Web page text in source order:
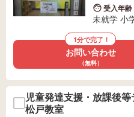
受入年齢
未就学 小
1分で完了！
お問い合わせ
（無料）
児童発達支援・放課後
松戸教室